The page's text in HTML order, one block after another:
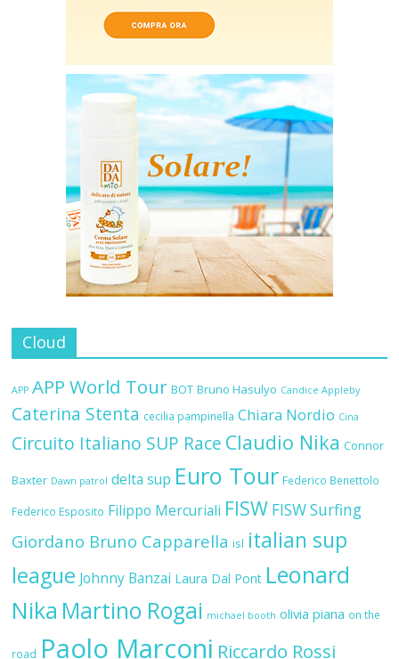
Cloud
APP APP World Tour BOT Bruno Hasulyo Candice Appleby
Caterina Stenta cecilia pampinella Chiara Nordio Cina
Circuito Italiano SUP Race Claudio Nika Connor
Baxter Dawn patrol delta sup Euro Tour Federico Benettolo
Federico Esposito Filippo Mercuriali FISW FISW Surfing
Giordano Bruno Capparella isl italian sup
league Johnny Banzai Laura Dal Pont Leonard
Nika Martino Rogai michael booth olivia piana on the
road Paolo Marconi Riccardo Rossi